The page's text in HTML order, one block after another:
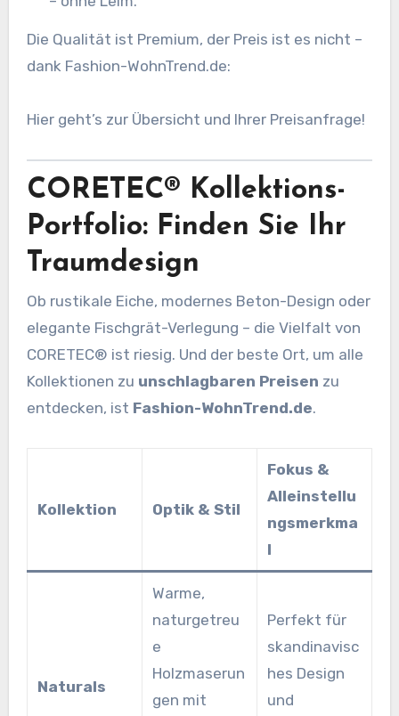
Die Qualität ist Premium, der Preis ist es nicht –
dank Fashion-WohnTrend.de:
Hier geht’s zur Übersicht und Ihrer Preisanfrage!
CORETEC® Kollektions-
Portfolio: Finden Sie Ihr
Traumdesign
Ob rustikale Eiche, modernes Beton-Design oder
elegante Fischgrät-Verlegung – die Vielfalt von
CORETEC® ist riesig. Und der beste Ort, um alle
Kollektionen zu unschlagbaren Preisen zu
entdecken, ist Fashion-WohnTrend.de.
Kollektion Optik & Stil
Fokus &
Alleinstellu
ngsmerkma
l
Naturals
Warme,
naturgetreu
e
Holzmaserun
gen mit
Perfekt für
skandinavisc
hes Design
und